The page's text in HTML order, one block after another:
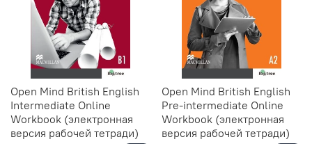
Open Mind British English
Intermediate Online
Workbook (электронная
версия рабочей тетради)
Open Mind British English
Pre-intermediate Online
Workbook (электронная
версия рабочей тетради)